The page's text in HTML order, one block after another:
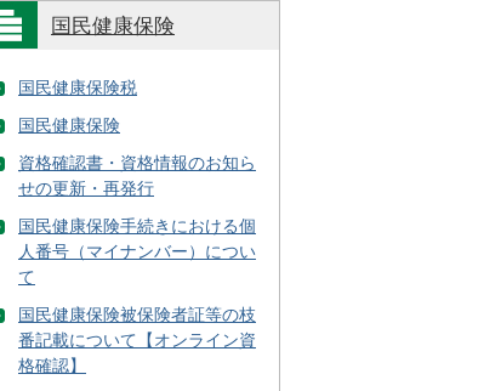
国民健康保険
国民健康保険税
国民健康保険
資格確認書・資格情報のお知ら
せの更新・再発行
国民健康保険手続きにおける個
人番号（マイナンバー）につい
て
国民健康保険被保険者証等の枝
番記載について【オンライン資
格確認】